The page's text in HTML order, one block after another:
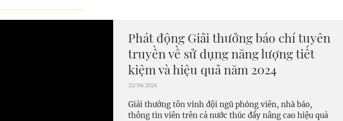
Phát động Giải thưởng báo chí tuyên
truyền về sử dụng năng lượng tiết
kiệm và hiệu quả năm 2024
22/04/2024
Giải thưởng tôn vinh đội ngũ phóng viên, nhà báo,
thông tin viên trên cả nước thúc đẩy nâng cao hiệu quả